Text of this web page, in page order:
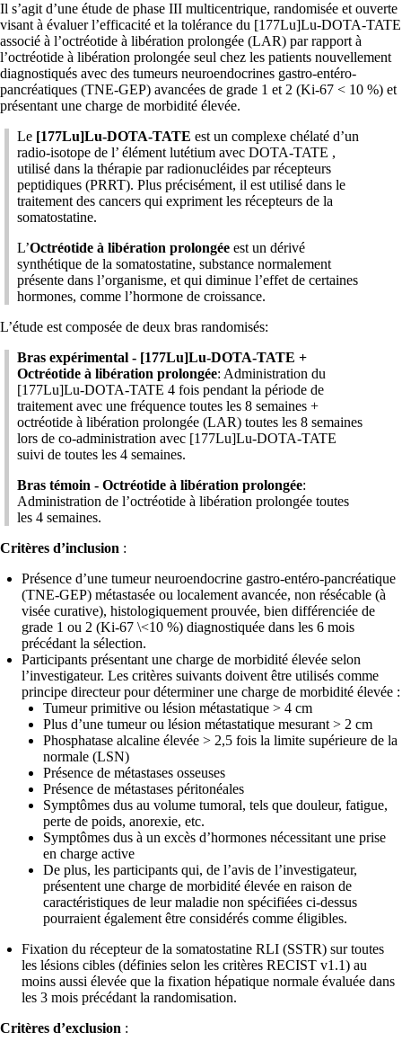
Il s’agit d’une étude de phase III multicentrique, randomisée et ouverte
visant à évaluer l’efficacité et la tolérance du [177Lu]Lu-DOTA-TATE
associé à l’octréotide à libération prolongée (LAR) par rapport à
l’octréotide à libération prolongée seul chez les patients nouvellement
diagnostiqués avec des tumeurs neuroendocrines gastro-entéro-
pancréatiques (TNE-GEP) avancées de grade 1 et 2 (Ki-67 < 10 %) et
présentant une charge de morbidité élevée.
Le [177Lu]Lu-DOTA-TATE est un complexe chélaté d’un
radio-isotope de l’ élément lutétium avec DOTA-TATE ,
utilisé dans la thérapie par radionucléides par récepteurs
peptidiques (PRRT). Plus précisément, il est utilisé dans le
traitement des cancers qui expriment les récepteurs de la
somatostatine.
L’Octréotide à libération prolongée est un dérivé
synthétique de la somatostatine, substance normalement
présente dans l’organisme, et qui diminue l’effet de certaines
hormones, comme l’hormone de croissance.
L’étude est composée de deux bras randomisés:
Bras expérimental - [177Lu]Lu-DOTA-TATE +
Octréotide à libération prolongée: Administration du
[177Lu]Lu-DOTA-TATE 4 fois pendant la période de
traitement avec une fréquence toutes les 8 semaines +
octréotide à libération prolongée (LAR) toutes les 8 semaines
lors de co-administration avec [177Lu]Lu-DOTA-TATE
suivi de toutes les 4 semaines.
Bras témoin - Octréotide à libération prolongée:
Administration de l’octréotide à libération prolongée toutes
les 4 semaines.
Critères d’inclusion :
Présence d’une tumeur neuroendocrine gastro-entéro-pancréatique
(TNE-GEP) métastasée ou localement avancée, non résécable (à
visée curative), histologiquement prouvée, bien différenciée de
grade 1 ou 2 (Ki-67 \<10 %) diagnostiquée dans les 6 mois
précédant la sélection.
Participants présentant une charge de morbidité élevée selon
l’investigateur. Les critères suivants doivent être utilisés comme
principe directeur pour déterminer une charge de morbidité élevée :
Tumeur primitive ou lésion métastatique > 4 cm
Plus d’une tumeur ou lésion métastatique mesurant > 2 cm
Phosphatase alcaline élevée > 2,5 fois la limite supérieure de la
normale (LSN)
Présence de métastases osseuses
Présence de métastases péritonéales
Symptômes dus au volume tumoral, tels que douleur, fatigue,
perte de poids, anorexie, etc.
Symptômes dus à un excès d’hormones nécessitant une prise
en charge active
De plus, les participants qui, de l’avis de l’investigateur,
présentent une charge de morbidité élevée en raison de
caractéristiques de leur maladie non spécifiées ci-dessus
pourraient également être considérés comme éligibles.
Fixation du récepteur de la somatostatine RLI (SSTR) sur toutes
les lésions cibles (définies selon les critères RECIST v1.1) au
moins aussi élevée que la fixation hépatique normale évaluée dans
les 3 mois précédant la randomisation.
Critères d’exclusion :